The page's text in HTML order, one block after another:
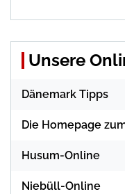
Unsere
Dänemark Tipps
Die Homepage
Husum-Online
Niebüll-Online